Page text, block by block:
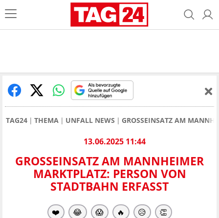
TAG24 THEMA UNFALL NEWS GROSSEINSATZ AM
13.06.2025 11:44
GROSSEINSATZ AM MANNHEIMER M
ARKTPLATZ: PERSON VON S
TADTBAHN ERFASST
❤️ 😂 😱 🔥 😥 👏